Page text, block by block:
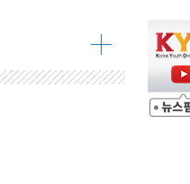
영길 6.92%